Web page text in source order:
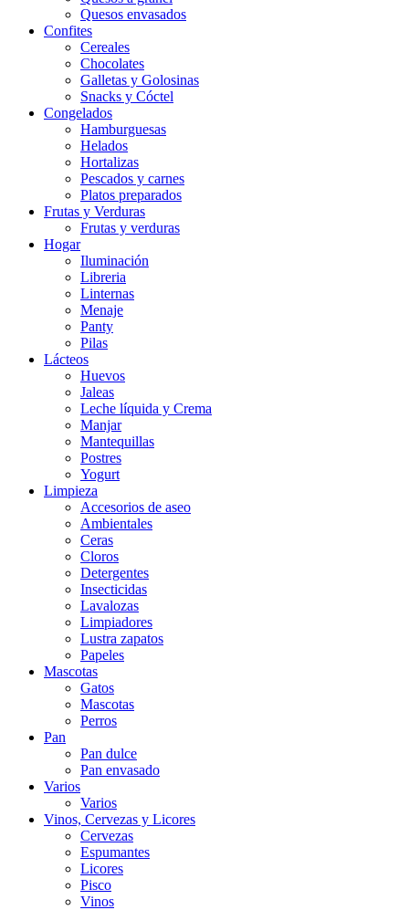
Quesos envasados
Confites
Cereales
Chocolates
Galletas y Golosinas
Snacks y Cóctel
Congelados
Hamburguesas
Helados
Hortalizas
Pescados y carnes
Platos preparados
Frutas y Verduras
Frutas y verduras
Hogar
Iluminación
Libreria
Linternas
Menaje
Panty
Pilas
Lácteos
Huevos
Jaleas
Leche líquida y Crema
Manjar
Mantequillas
Postres
Yogurt
Limpieza
Accesorios de aseo
Ambientales
Ceras
Cloros
Detergentes
Insecticidas
Lavalozas
Limpiadores
Lustra zapatos
Papeles
Mascotas
Gatos
Mascotas
Perros
Pan
Pan dulce
Pan envasado
Varios
Varios
Vinos, Cervezas y Licores
Cervezas
Espumantes
Licores
Pisco
Vinos